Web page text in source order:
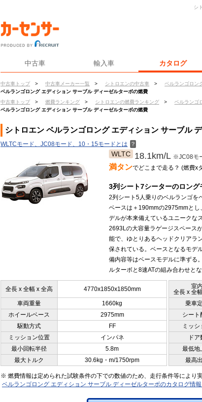
中古車 輸入車 カタログ
中古車トップ > 中古車メーカー一覧 > シトロエンの中古車 > ベルランゴロン
ベルランゴロング エディション サーブル ディーゼルターボの燃費
中古車トップ
> 燃費ランキング > シトロエンの燃費ランキング > ベルランゴ
ベルランゴロング エディション サーブル ディーゼルターボの燃費
シ
シトロエン ベルランゴロング エディション サーブル
WLTCモード、JC08モード、10・15モードとは ？
WLTC 18.1km/L ※JC08モ
満タンでどこまで走る？ (燃費x
3列シート7シーターのロング
2列シート5人乗りのベルランゴを
ベースは＋190mmの2975mmと
デルが本来備えているユニークな
2693Lの大容量ラゲージスペース
能で、ゆとりあるヘッドクリアラ
保されている。ベースとなるモデ
備内容等はベースモデルに準ずる
ルターボと8速ATの組み合わせと
全長 x 全幅 x 全高 4770x1850x1850mm
室内
全長 x 全
車両重量 1660kg 乗車
ホイールベース
2975mm シート
駆動方式
FF ミッシ
ミッション位置
インパネ ドア
最小回転半径
5.8m 最低地
最大トルク
30.6kg・m/1750rpm 最高
※ 燃費情報は定められた試験条件の下での数値のため、走行条件等により
ベルランゴロング エディション サーブル ディーゼルターボのカタログ情